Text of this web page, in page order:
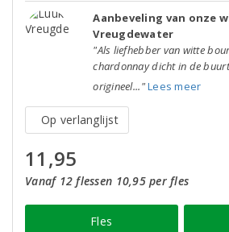
Aanbeveling van onze
Vreugdewater
"Als liefhebber van witte
chardonnay dicht in de
origineel..."Lees meer
Op verlanglijst
11,95
Vanaf 12 flessen 10,95 per fles
Fles